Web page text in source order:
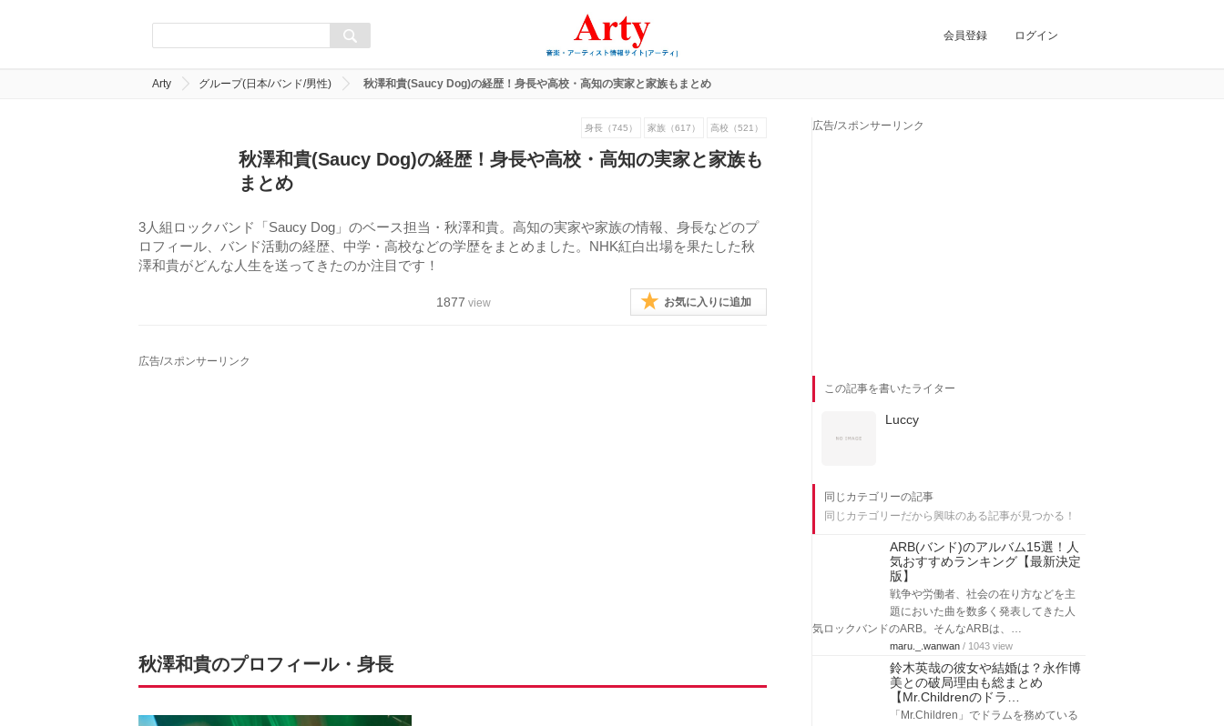
会員登録 ログイン
Arty グループ(日本/バンド/男性) 秋澤和貴(Saucy Dog)の経歴！身長や高校・高知の実家と家族もまとめ
身長（745） 家族（617） 高校（521）
秋澤和貴(Saucy Dog)の経歴！身長や高校・高知の実家と家族も
まとめ
3人組ロックバンド「Saucy Dog」のベース担当・秋澤和貴。高知の実家や家族の情報、身長などのプ
ロフィール、バンド活動の経歴、中学・高校などの学歴をまとめました。NHK紅白出場を果たした秋
澤和貴がどんな人生を送ってきたのか注目です！
1877 view お気に入りに追加
広告/スポンサーリンク
秋澤和貴のプロフィール・身長
広告/スポンサーリンク
この記事を書いたライター
Luccy
同じカテゴリーの記事
同じカテゴリーだから興味のある記事が見つかる！
ARB(バンド)のアルバム15選！人
気おすすめランキング【最新決定
版】
戦争や労働者、社会の在り方などを主
題においた曲を数多く発表してきた人
気ロックバンドのARB。そんなARBは、…
maru._.wanwan / 1043 view
鈴木英哉の彼女や結婚は？永作博
美との破局理由も総まとめ
【Mr.Childrenのドラ…
「Mr.Children」でドラムを務めている